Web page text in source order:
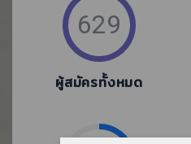
629
ผู้สมัครทั้งหมด